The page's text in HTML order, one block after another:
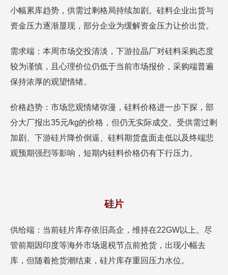
小幅累库趋势，供需过剩格局持续加剧。硅料企业出货与
资金压力逐渐显现，部分企业为缓解资金压力让价出货。
需求端：本周市场交投清淡，下游拉晶厂对硅料采购态度
较为谨慎，且心理价位仍低于当前市场报价，采购端普遍
保持浓厚的观望情绪。
价格趋势：市场悲观情绪弥漫，硅料价格进一步下探，部
分大厂报出35元/kg的价格，但仍无实际成交。受供需过剩
加剧、下游硅片降价倒逼、硅料期货盘面走低以及终端悲
观预期强烈等影响，短期内硅料价格仍有下行压力。
硅片
供给端：当前硅片库存依旧高企，维持在22GW以上。尽
管前期因印度等海外市场退税节点前抢货，出现小幅去
库，但随着抢货潮结束，硅片库存重回压力水位。